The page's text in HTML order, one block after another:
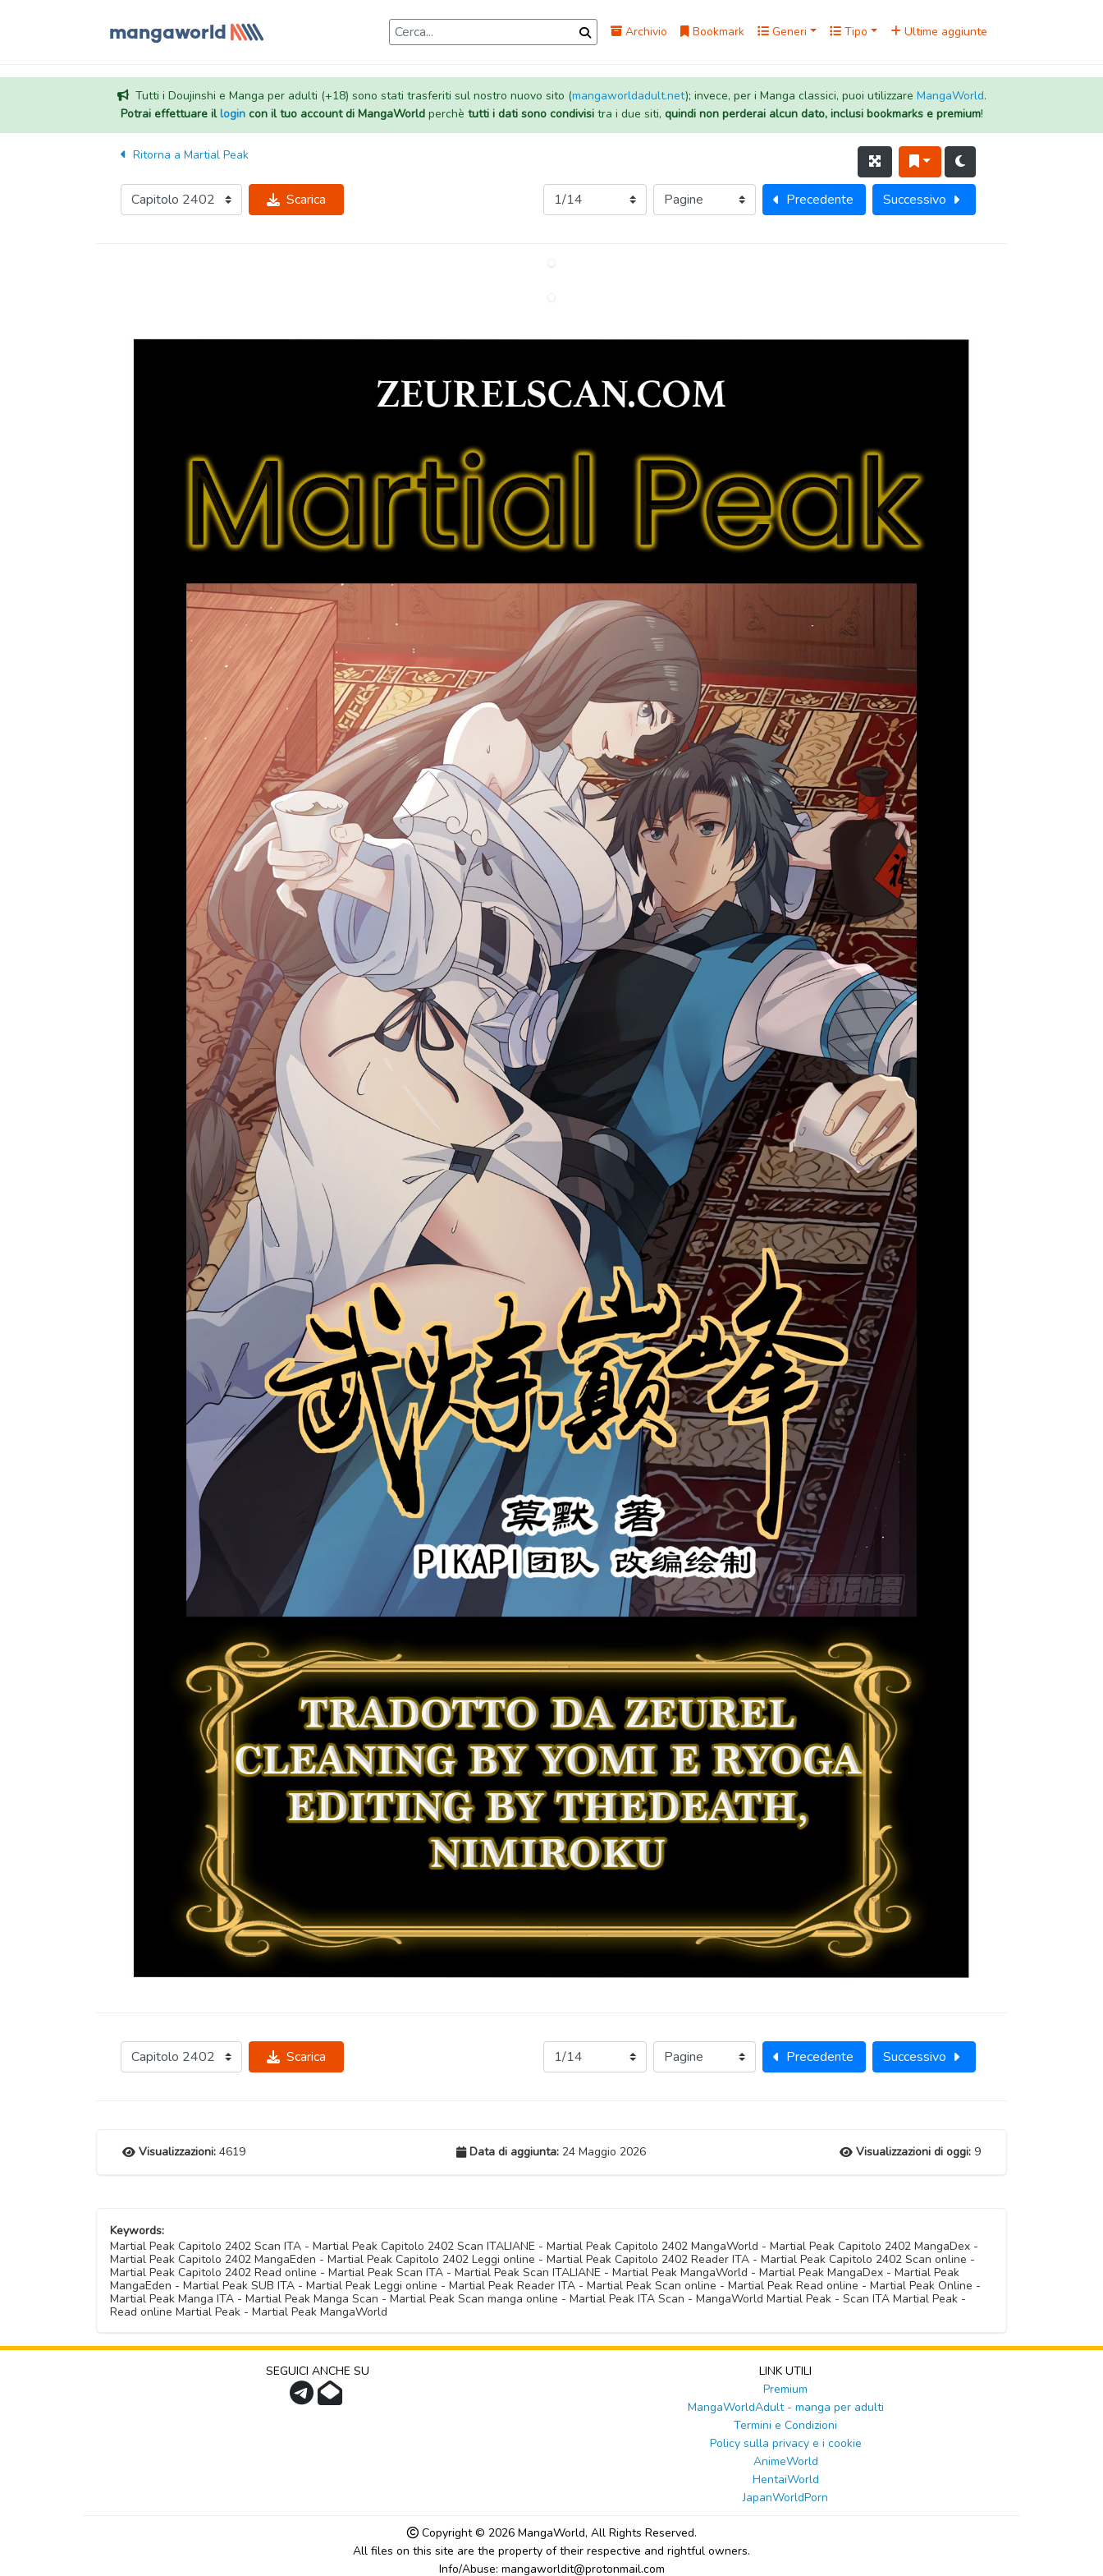
Archivio Bookmark Generi Tipo Ultime aggiunte
Tutti i Doujinshi e Manga per adulti (+18) sono stati trasferiti sul nostro nuovo sito (mangaworldadult.net); invece, per i Manga classici, puoi utilizzare MangaWorld.
Potrai effettuare illogincon il tuo account di MangaWorldperchè tutti i dati sono condivisitra i due siti, quindi non perderai alcun dato, inclusi bookmarks e premium!
Ritorna a Martial Peak
Scarica Precedente Successivo
Scarica Precedente Successivo
Visualizzazioni: 4619 Data di aggiunta: 24 Maggio 2026 Visualizzazioni di oggi:9
Keywords:
Martial Peak Capitolo 2402 Scan ITA - Martial Peak Capitolo 2402 Scan ITALIANE - Martial Peak Capitolo 2402 MangaWorld - Martial Peak Capitolo 2402 MangaDex -
Martial Peak Capitolo 2402 MangaEden - Martial Peak Capitolo 2402 Leggi online - Martial Peak Capitolo 2402 Reader ITA - Martial Peak Capitolo 2402 Scan online -
Martial Peak Capitolo 2402 Read online - Martial Peak Scan ITA - Martial Peak Scan ITALIANE - Martial Peak MangaWorld - Martial Peak MangaDex - Martial Peak
MangaEden - Martial Peak SUB ITA - Martial Peak Leggi online - Martial Peak Reader ITA - Martial Peak Scan online - Martial Peak Read online - Martial Peak Online -
Martial Peak Manga ITA - Martial Peak Manga Scan - Martial Peak Scan manga online - Martial Peak ITA Scan - MangaWorld Martial Peak - Scan ITA Martial Peak -
Read online Martial Peak - Martial Peak MangaWorld
SEGUICI ANCHE SU
LINK UTILI
Premium
MangaWorldAdult - manga per adulti
Termini e Condizioni
Policy sulla privacy e i cookie
AnimeWorld
HentaiWorld
JapanWorldPorn
Copyright © 2026 MangaWorld, All Rights Reserved.
All files on this site are the property of their respective and rightful owners.
Info/Abuse: mangaworldit@protonmail.com